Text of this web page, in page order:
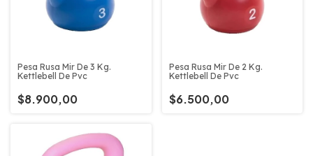
Pesa Rusa Mir De 3 Kg.
Kettlebell De Pvc
$8.900,00
Pesa Rusa Mir De 2 Kg.
Kettlebell De Pvc
$6.500,00